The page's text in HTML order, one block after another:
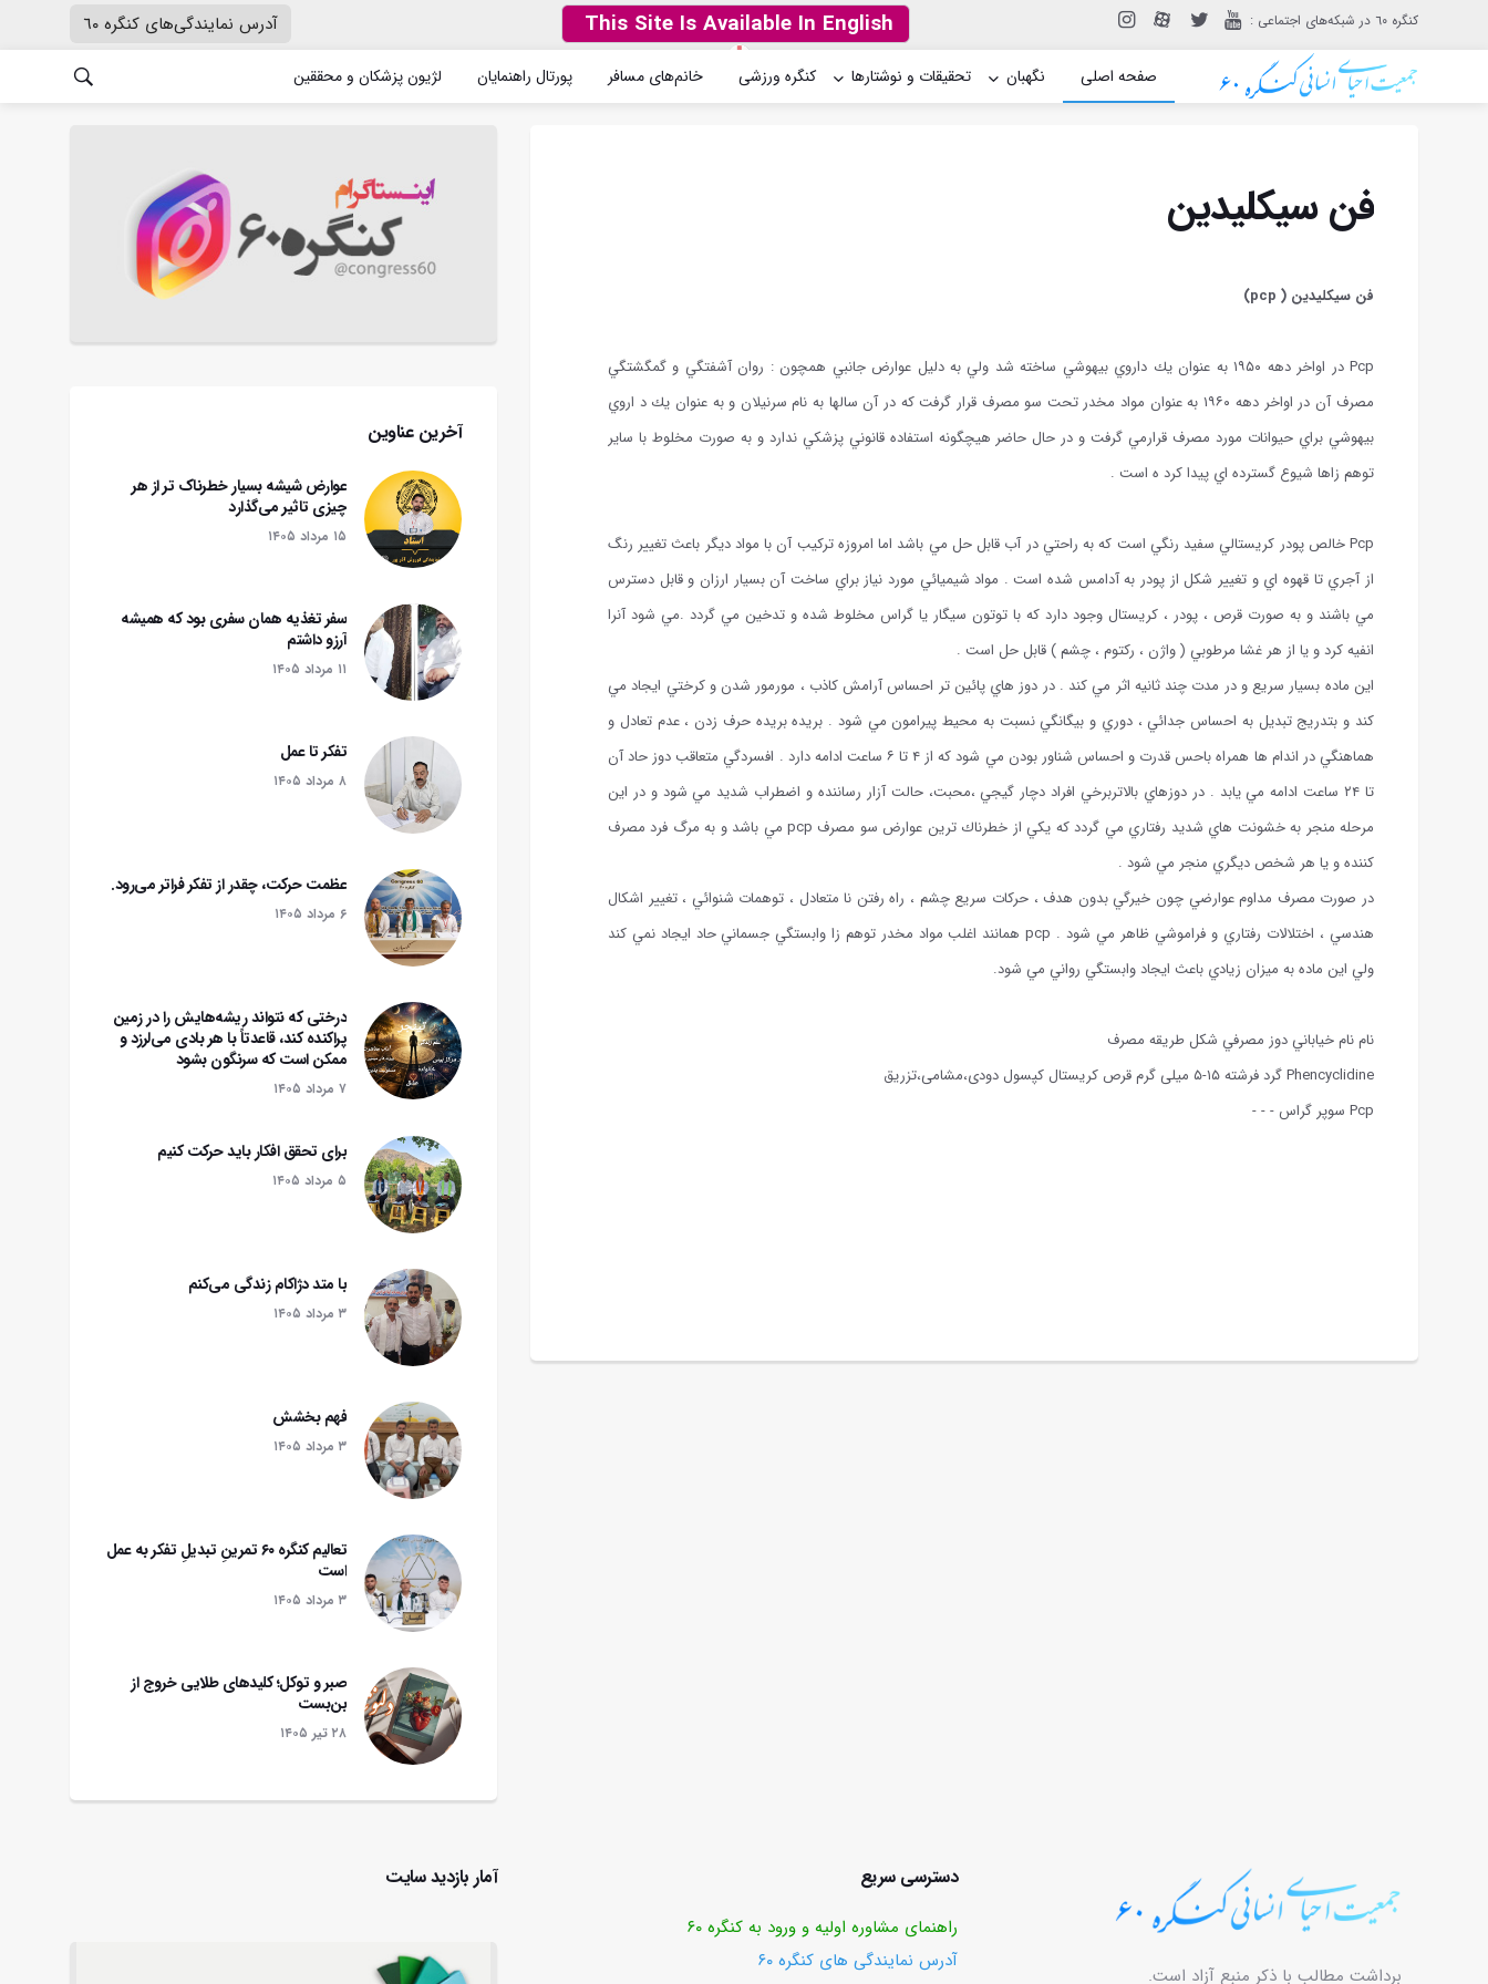
آدرس نمایندگی‌های کنگره ٦٠ This Site Is Available In English : کنگره ٦٠ در شبکه‌های اجتماعی
صفحه اصلی نگهبان تحقیقات و نوشتارها کنگره ورزشی خانم‌های مسافر پورتال راهنمایان لژیون پزشکان و محققین
فن سيكليدين
فن سيكليدين ( pcp)
Pcp در اواخر دهه ۱۹۵۰ به عنوان يك داروي بيهوشي ساخته شد ولي به دليل عوارض جانبي همچون : روان آشفتگي و گمگشتگي
مصرف آن در اواخر دهه ۱۹۶۰ به عنوان مواد مخدر تحت سو مصرف قرار گرفت كه در آن سالها به نام سرنيلان و به عنوان يك د اروي
بيهوشي براي حيوانات مورد مصرف قرارمي گرفت و در حال حاضر هيچگونه استفاده قانوني پزشكي ندارد و به صورت مخلوط با ساير
توهم زاها شيوع گسترده اي پيدا كرد ه است .
Pcp خالص پودر كريستالي سفيد رنگي است كه به راحتي در آب قابل حل مي باشد اما امروزه تركيب آن با مواد ديگر باعث تغيير رنگ
از آجري تا قهوه اي و تغيير شكل از پودر به آدامس شده است . مواد شيميائي مورد نياز براي ساخت آن بسيار ارزان و قابل دسترس
مي باشند و به صورت قرص ، پودر ، كريستال وجود دارد كه با توتون سيگار يا گراس مخلوط شده و تدخين مي گردد .مي شود آنرا
انفيه كرد و يا از هر غشا مرطوبي ( واژن ، ركتوم ، چشم ) قابل حل است .
اين ماده بسيار سريع و در مدت چند ثانيه اثر مي كند . در دوز هاي پائين تر احساس آرامش كاذب ، مورمور شدن و كرختي ايجاد مي
كند و بتدريج تبديل به احساس جدائي ، دوري و بيگانگي نسبت به محيط پيرامون مي شود . بريده بريده حرف زدن ، عدم تعادل و
هماهنگي در اندام ها همراه باحس قدرت و احساس شناور بودن مي شود كه از ۴ تا ۶ ساعت ادامه دارد . افسردگي متعاقب دوز حاد آن
تا ۲۴ ساعت ادامه مي يابد . در دوزهاي بالاتربرخي افراد دچار گيجي ،محبت، حالت آزار رساننده و اضطراب شديد مي شود و در اين
مرحله منجر به خشونت هاي شديد رفتاري مي گردد كه يكي از خطرناك ترين عوارض سو مصرف pcp مي باشد و به مرگ فرد مصرف
كننده و يا هر شخص ديگري منجر مي شود .
در صورت مصرف مداوم عوارضي چون خيرگي بدون هدف ، حركات سريع چشم ، راه رفتن نا متعادل ، توهمات شنوائي ، تغيير اشكال
هندسي ، اختلالات رفتاري و فراموشي ظاهر مي شود . pcp همانند اغلب مواد مخدر توهم زا وابستگي جسماني حاد ايجاد نمي كند
ولي اين ماده به ميزان زيادي باعث ايجاد وابستگي رواني مي شود.
نام نام خياباني دوز مصرفي شكل طريقه مصرف
Phencyclidine گرد فرشته ۱۵-۵ میلی گرم قرص کریستال کپسول دودی،مشامی،تزریق
Pcp سوپر گراس - - -
آخرین عناوین
عوارض شیشه بسیار خطرناک تر از هر
چیزی تاثیر می‌گذارد
۱۵ مرداد ۱۴۰۵
سفر تغذیه همان سفری بود که همیشه
آرزو داشتم
۱۱ مرداد ۱۴۰۵
تفکر تا عمل
۸ مرداد ۱۴۰۵
عظمت حرکت، چقدر از تفکر فراتر می‌رود.
۶ مرداد ۱۴۰۵
درختی که نتواند ریشه‌هایش را در زمین
پراکنده کند، قاعدتاً با هر بادی می‌لرزد و
ممکن است که سرنگون بشود‌
۷ مرداد ۱۴۰۵
برای تحقق افکار باید حرکت کنیم
۵ مرداد ۱۴۰۵
با متد دژاکام زندگی می‌کنم
۳ مرداد ۱۴۰۵
فهم بخشش
۳ مرداد ۱۴۰۵
تعالیم کنگره ۶۰ تمرینِ تبدیلِ تفکر به عمل
است
۳ مرداد ۱۴۰۵
صبر و توکل؛ کلیدهای طلایی خروج از
بن‌بست
۲۸ تير ۱۴۰۵
برداشت مطالب با ذکر منبع آزاد است.
دسترسی سریع
راهنمای مشاوره اولیه و ورود به کنگره ۶۰
آدرس نمایندگی های کنگره ۶۰
آمار بازدید سایت